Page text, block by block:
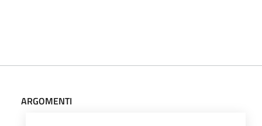
ARGOMENTI